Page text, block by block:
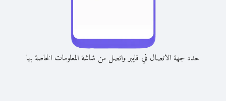
حدد جهة الاتصال في فايبر واتصل من شاشة المعلومات الخاصة بها